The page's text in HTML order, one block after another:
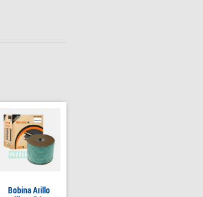
Bobina Arillo